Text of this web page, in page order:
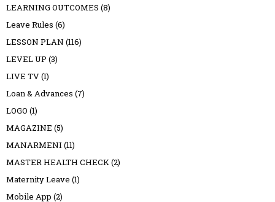
LEARNING OUTCOMES (8)
Leave Rules (6)
LESSON PLAN (116)
LEVEL UP (3)
LIVE TV(1)
Loan & Advances (7)
LOGO (1)
MAGAZINE (5)
MANARMENI (11)
MASTER HEALTH CHECK(2)
Maternity Leave (1)
Mobile App (2)